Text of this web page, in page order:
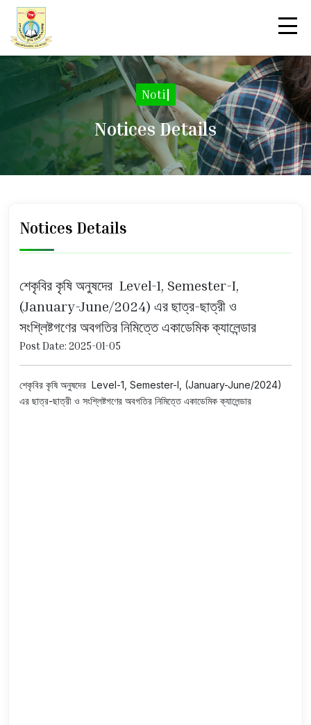
Notice
Notices Details
Notices Details
শেকৃবির কৃষি অনুষদের Level-1, Semester-I,
(January-June/2024) এর ছাত্র-ছাত্রী ও
সংশ্লিষ্টগণের অবগতির নিমিত্তে একাডেমিক ক্যালেন্ডার
Post Date: 2025-01-05
শেকৃবির কৃষি অনুষদের Level-1, Semester-I, (January-June/2024)
এর ছাত্র-ছাত্রী ও সংশ্লিষ্টগণের অবগতির নিমিত্তে একাডেমিক ক্যালেন্ডার